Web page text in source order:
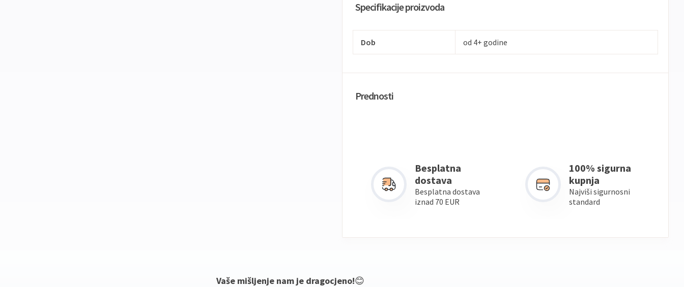
Specifikacije proizvoda
Dob od 4+ godine
Prednosti
Besplatna
dostava
Besplatna dostava
iznad 70 EUR
100% sigurna
kupnja
Najviši sigurnosni
standard
Vaše mišljenje nam je dragocjeno!😊